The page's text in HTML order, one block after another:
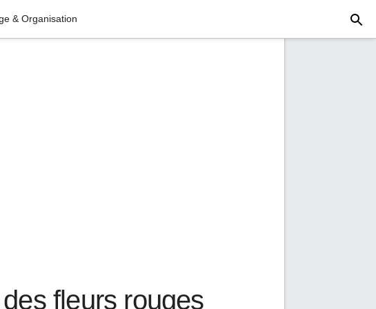
& Organisation
fleurs rouges